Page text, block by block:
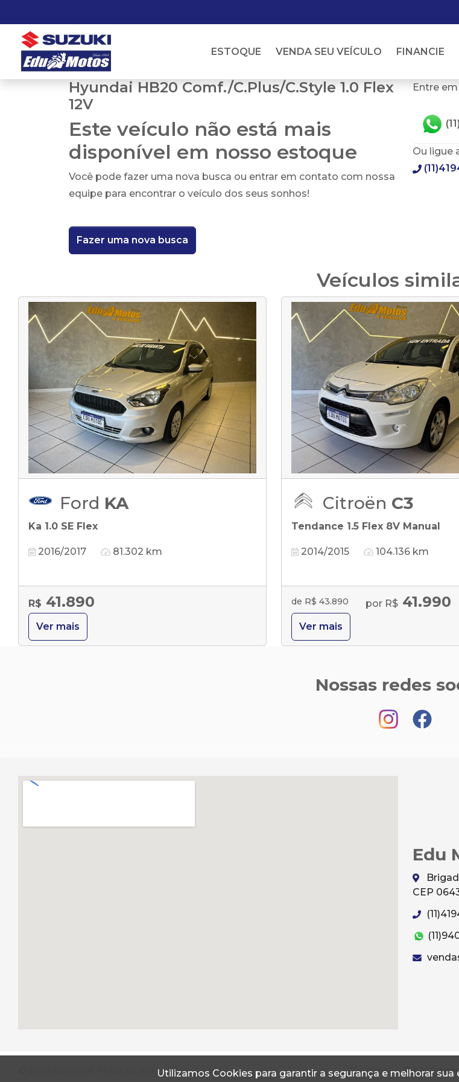
Utilizamos Cookies para garantir a segurança e melhorar
ESTOQUE VENDA SEU VEÍCULO FINANCIE
Hyundai HB20 Comf./C.Plus/C.Style 1.0 Flex
12V
Este veículo não está mais
disponível em nosso estoque
Você pode fazer uma nova busca ou entrar em contato com nossa
equipe para encontrar o veículo dos seus sonhos!
Fazer uma nova busca
Entre
Ou ligue
Veículos
Ford KA
Ka 1.0 SE Flex
2016/2017 81.302 km
R$ 41.890
Ver mais
Citroën C3
Tendance 1.5 Flex 8V Manual
2014/2015 104.136 km
de R$ 43.890 por R$ 41.990
Ver mais
Nossas redes
Edu
CEP
© 2026 Autoconf. Todos os direitos reservados. Termos